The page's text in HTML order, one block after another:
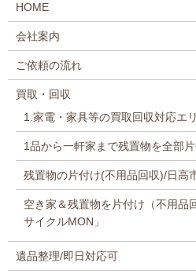
HOME
会社案内
ご依頼の流れ
買取・回収
1.家電・家具等の買取回収対応エ
1品から一軒家まで残置物を全部
残置物の片付け(不用品回収)/日高
空き家＆残置物を片付け（不用品
サイクルMON」
遺品整理/即日対応可